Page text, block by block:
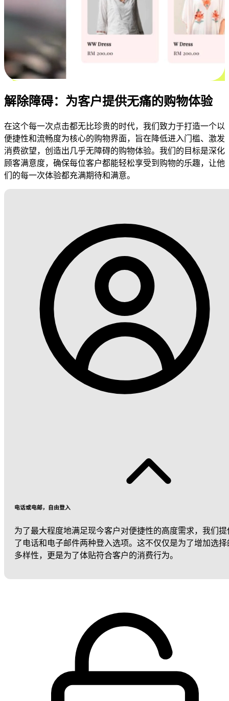
解除障碍：为客户提供无痛的购物体验
在这个每一次点击都无比珍贵的时代，我们致力于打造一个以
便捷性和流畅度为核心的购物界面，旨在降低进入门槛、激发
消费欲望，创造出几乎无障碍的购物体验。我们的目标是深化
顾客满意度，确保每位客户都能轻松享受到购物的乐趣，让他
们的每一次体验都充满期待和满意。
电话或电邮，自由登入
为了最大程度地满足现今客户对便捷性的高度需求，我们提
了电话和电子邮件两种登入选项。这不仅仅是为了增加选择
多样性，更是为了体贴符合客户的消费行为。